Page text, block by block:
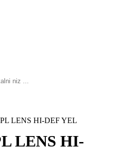
LENS HI-DEF YEL
LENS HI-